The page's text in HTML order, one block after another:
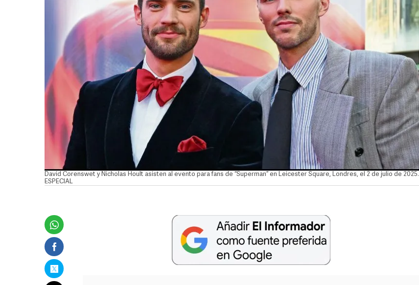
David Corenswet y Nicholas Hoult asisten al evento para fans de “Superman” en Leicester Square, Londres, el 2 de julio de 2025.
ESPECIAL